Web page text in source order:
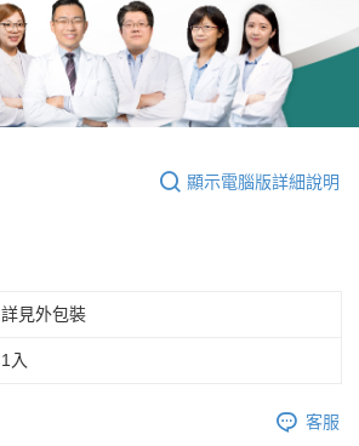
顯示電腦版詳細說明
詳見外包裝
1入
客服